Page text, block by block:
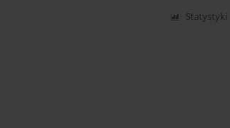
Statystyki